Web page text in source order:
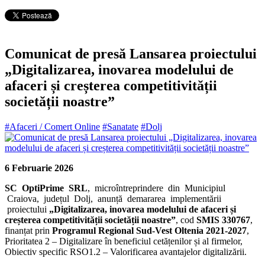
Comunicat de presă Lansarea proiectului
„Digitalizarea, inovarea modelului de
afaceri și creșterea competitivității
societății noastre”
#Afaceri / Comert Online #Sanatate #Dolj
6 Februarie 2026
SC OptiPrime SRL, microîntreprindere din Municipiul
Craiova, județul Dolj, anunță demararea implementării
proiectului „Digitalizarea, inovarea modelului de afaceri și
creșterea competitivității societății noastre”, cod SMIS 330767,
finanțat prin Programul Regional Sud-Vest Oltenia 2021-2027,
Prioritatea 2 – Digitalizare în beneficiul cetățenilor și al firmelor,
Obiectiv specific RSO1.2 – Valorificarea avantajelor digitalizării.